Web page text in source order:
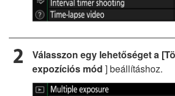
Válasszon egy lehetőséget a
expozíciós mód ] beállításhoz.